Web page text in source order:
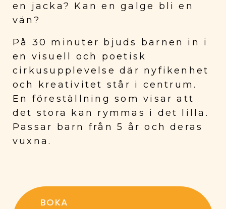
en jacka? Kan en galge bli en
vän?
På 30 minuter bjuds barnen in i
en visuell och poetisk
cirkusupplevelse där nyfikenhet
och kreativitet står i centrum.
En föreställning som visar att
det stora kan rymmas i det lilla.
Passar barn från 5 år och deras
vuxna.
BOKA